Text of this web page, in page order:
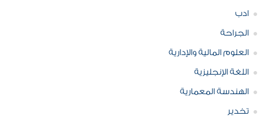
ادب
الجراحة
العلوم المالية والإدارية
اللغة الإنجليزية
الهندسة المعمارية
تخدير